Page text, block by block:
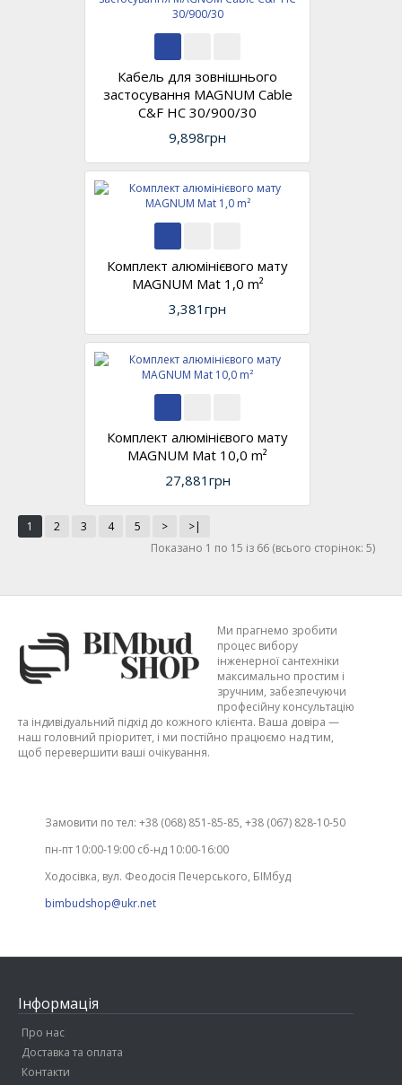
Кабель для зовнішнього
застосування MAGNUM Cable
C&F HC 30/900/30
9,898грн
Комплект алюмінієвого мату
MAGNUM Mat 1,0 m²
3,381грн
Комплект алюмінієвого мату
MAGNUM Mat 10,0 m²
27,881грн
1 2 3 4 5 >
>|
Показано 1 по 15 із 66 (всього сторінок: 5)
Ми прагнемо зробити
процес вибору
інженерної сантехніки
максимально простим і
зручним, забезпечуючи
професійну консультацію
та індивідуальний підхід до кожного клієнта. Ваша довіра —
наш головний пріоритет, і ми постійно працюємо над тим,
щоб перевершити ваші очікування.
Замовити по тел: +38 (068) 851-85-85, +38 (067) 828-10-50
пн-пт 10:00-19:00 сб-нд 10:00-16:00
Ходосівка, вул. Феодосія Печерського, БІМбуд
bimbudshop@ukr.net
Інформація
Про нас
Доставка та оплата
Контакти